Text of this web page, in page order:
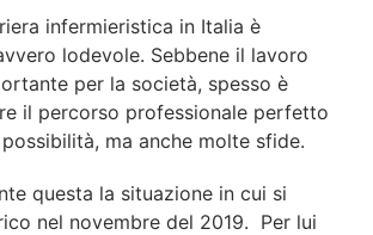
infermieristica in Italia è
lodevole. Sebbene il lavoro
per la società, spesso è
il percorso professionale perfetto
ma anche molte sfide.
questa la situazione in cui si
nel novembre del 2019. Per lui